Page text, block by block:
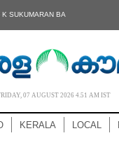
SUKUMARAN BA
07 AUGUST 2026 4.51 AM IST
KERALA LOCAL